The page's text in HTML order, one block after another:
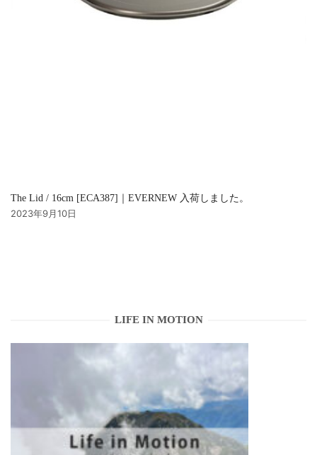
The Lid / 16cm [ECA387]｜EVERNEW 入荷しました。
2023年9月10日
LIFE IN MOTION